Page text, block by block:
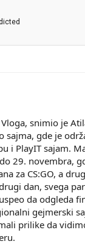
snimio je
sajma, gde je
i PlayIT sajam.
29. novembra,
za CS:GO, a
dan, svega
da odgleda
gejmerski
prilike da